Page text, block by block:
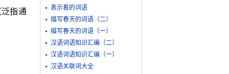
指通
表示看的词语
描写春天的词语（二）
描写春天的词语（一）
汉语词语知识汇编（二）
汉语词语知识汇编（一）
汉语关联词大全